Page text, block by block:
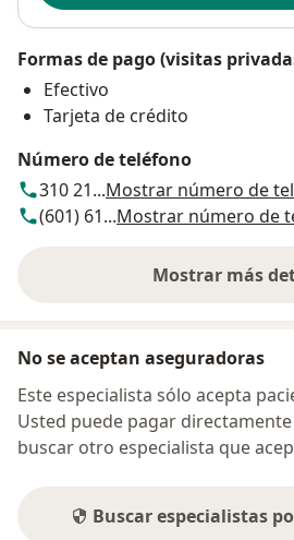
Formas de pago (visitas
Efectivo
Tarjeta de crédito
Número de teléfono
310 21...Mostrar número de
(601) 61...Mostrar número de
Mostrar mássobre
No se aceptan aseguradoras
Este especialista sólo acepta
Usted puede pagar
buscar otro especialista que
Buscar especialistas